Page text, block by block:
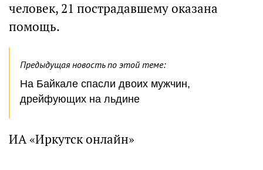
человек, 21 пострадавшему оказана
помощь.
Предыдущая новость по этой теме:
На Байкале спасли двоих мужчин,
дрейфующих на льдине
ИА «Иркутск онлайн»